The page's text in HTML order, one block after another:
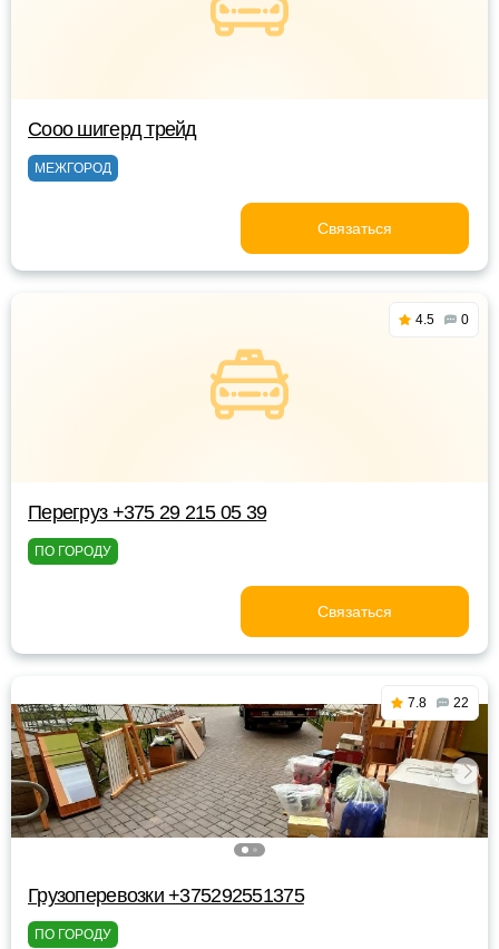
Сооо шигерд трейд
МЕЖГОРОД
Связаться
4.5 0
Перегруз +375 29 215 05 39
ПО ГОРОДУ
Связаться
7.8 22
Грузоперевозки +375292551375
ПО ГОРОДУ